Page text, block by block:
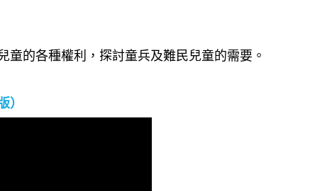
的各種權利，探討童兵及難民兒童的需要。
）